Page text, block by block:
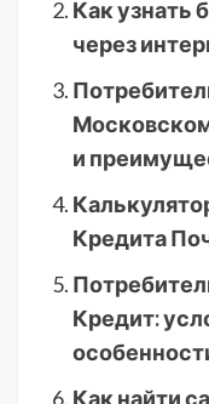
Как узнать
через
и
Кредита
Кредит:
Как найти